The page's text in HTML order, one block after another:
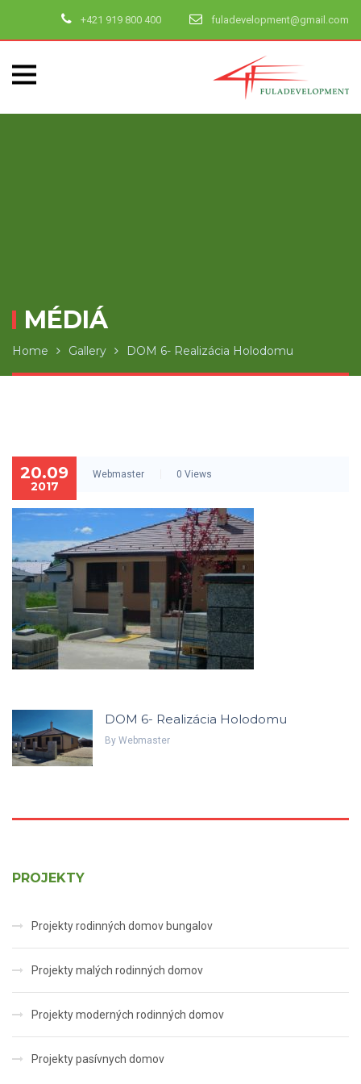
+421 919 800 400 fuladevelopment@gmail.com
MÉDIÁ
Home Gallery DOM 6- Realizácia Holodomu
20.09
2017
Webmaster 0 Views
DOM 6- Realizácia Holodomu
By Webmaster
PROJEKTY
Projekty rodinných domov bungalov
Projekty malých rodinných domov
Projekty moderných rodinných domov
Projekty pasívnych domov